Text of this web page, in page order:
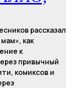
рассказал
как
к
привычный
комиксов и